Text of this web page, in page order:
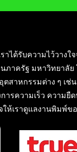
าได้รับความไว้วา
ภาครัฐ มหาวิทยาลัย
าหกรรมต่าง ๆ เช่
ารความเร็ว ความยื
ห้เราดูแลงานพิมพ์ข